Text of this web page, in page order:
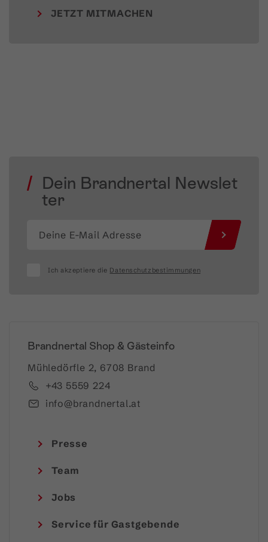
JETZT MITMACHEN
Dein Brandnertal Newslet
ter
Ich akzeptiere die Datenschutzbestimmungen
Brandnertal Shop & Gästeinfo
Mühledörfle 2, 6708 Brand
+43 5559 224
info@brandnertal.at
Presse
Team
Jobs
Service für Gastgebende